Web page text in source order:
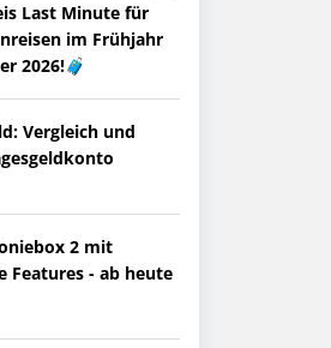
Last Minute für
im Frühjahr
2026!🧳
Vergleich und
2 mit
Features - ab heute